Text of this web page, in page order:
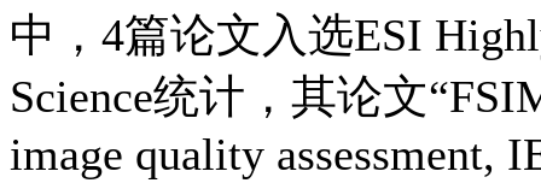
中，4篇论文入选ESI
Science统计，其论文
image quality assessment,